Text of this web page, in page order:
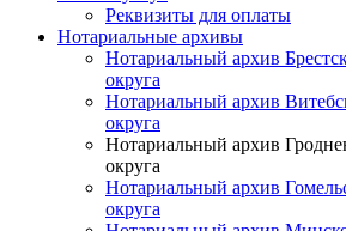
Реквизиты для оплаты
Нотариальные архивы
Нотариальный архив
округа
Нотариальный архив
округа
Нотариальный архив
округа
Нотариальный архив
округа